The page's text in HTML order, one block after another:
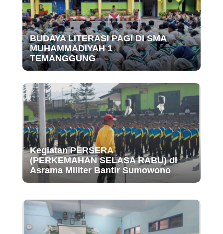
BUDAYA LITERASI PAGI DI SMA
MUHAMMADIYAH 1
TEMANGGUNG
Kegiatan PERSERA
(PERKEMAHAN SELASA RABU) di
Asrama Militer Bantir Sumowono